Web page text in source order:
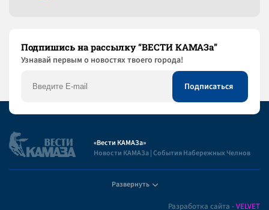
Подпишись на рассылку “ВЕСТИ КАМАЗа”
Узнaвай первым о новостях твоего города!
«Вести КАМАЗа»
Новости КАМАЗа | События Набережных Челнов
Развернуть
Разработка сайта -VELVET